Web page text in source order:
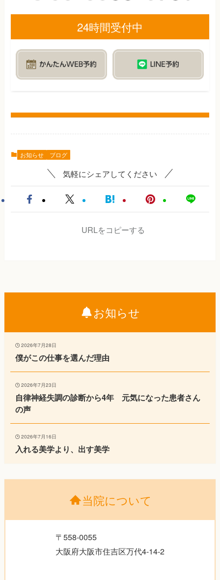
24時間受付中
お知らせ ブログ
気軽にシェアしてください
URLをコピーする
お知らせ
2026年7月28日
僕がこの仕事を選んだ理由
2026年7月23日
自律神経失調の診断から4年 元気になった患者さん
の声
2026年7月16日
入れる美学より、出す美学
当院について
〒558-0055
大阪府大阪市住吉区万代4-14-2